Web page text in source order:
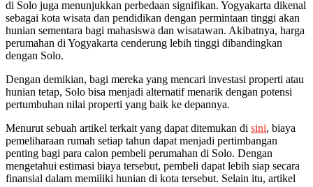
di Solo juga menunjukkan perbedaan signifikan. Yogyakarta dikenal
sebagai kota wisata dan pendidikan dengan permintaan tinggi akan
hunian sementara bagi mahasiswa dan wisatawan. Akibatnya, harga
perumahan di Yogyakarta cenderung lebih tinggi dibandingkan
dengan Solo.
Dengan demikian, bagi mereka yang mencari investasi properti atau
hunian tetap, Solo bisa menjadi alternatif menarik dengan potensi
pertumbuhan nilai properti yang baik ke depannya.
Menurut sebuah artikel terkait yang dapat ditemukan di sini, biaya
pemeliharaan rumah setiap tahun dapat menjadi pertimbangan
penting bagi para calon pembeli perumahan di Solo. Dengan
mengetahui estimasi biaya tersebut, pembeli dapat lebih siap secara
finansial dalam memiliki hunian di kota tersebut. Selain itu, artikel